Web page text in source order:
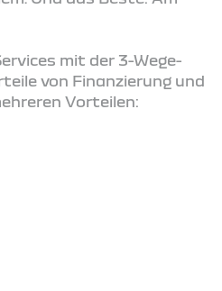
mit der 3-Wege-
von Finanzierung und
Vorteilen: